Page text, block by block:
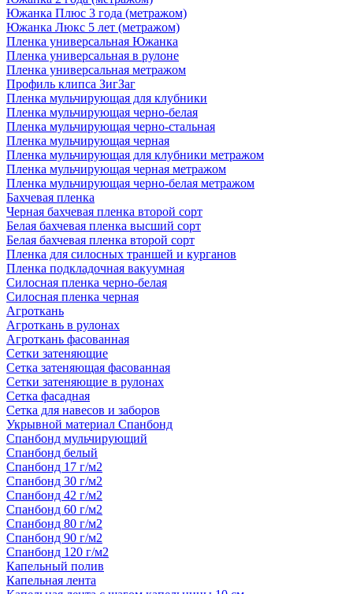
Южанка Плюс 3 года (метражом)
Южанка Люкс 5 лет (метражом)
Пленка универсальная Южанка
Пленка универсальная в рулоне
Пленка универсальная метражом
Профиль клипса ЗигЗаг
Пленка мульчирующая для клубники
Пленка мульчирующая черно-белая
Пленка мульчирующая черно-стальная
Пленка мульчирующая черная
Пленка мульчирующая для клубники метражом
Пленка мульчирующая черная метражом
Пленка мульчирующая черно-белая метражом
Бахчевая пленка
Черная бахчевая пленка второй сорт
Белая бахчевая пленка высший сорт
Белая бахчевая пленка второй сорт
Пленка для силосных траншей и курганов
Пленка подкладочная вакуумная
Силосная пленка черно-белая
Силосная пленка черная
Агроткань
Агроткань в рулонах
Агроткань фасованная
Сетки затеняющие
Сетка затеняющая фасованная
Сетки затеняющие в рулонах
Сетка фасадная
Сетка для навесов и заборов
Укрывной материал Спанбонд
Спанбонд мульчирующий
Спанбонд белый
Спанбонд 17 г/м2
Спанбонд 30 г/м2
Спанбонд 42 г/м2
Спанбонд 60 г/м2
Спанбонд 80 г/м2
Спанбонд 90 г/м2
Спанбонд 120 г/м2
Капельный полив
Капельная лента